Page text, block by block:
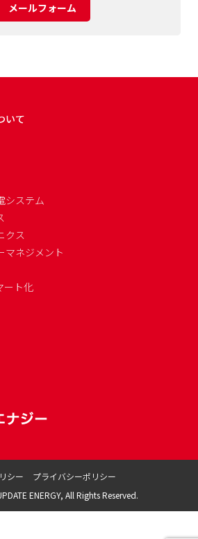
メールフォーム
いて
システム
クス
マネジメント
ート化
シー
プライバシーポリシー
ENERGY, All Rights Reserved.